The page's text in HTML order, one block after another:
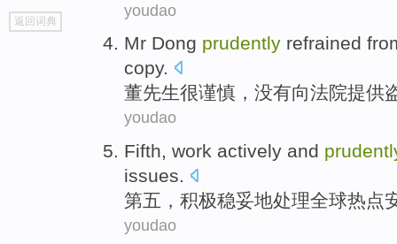
go
top
返回词典
youdao
Mr Dong prudently refrained
copy.
董先生很谨慎，没有向法院提供
youdao
Fifth, work actively and
issues.
第五 ， 积极稳妥地处理全球热点
youdao